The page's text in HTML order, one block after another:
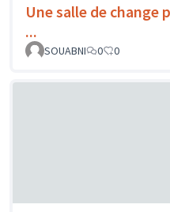
Une salle de change
...
SOUABNI
0 0